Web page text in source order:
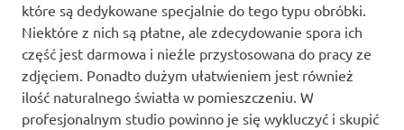
które są dedykowane specjalnie do tego typu obróbki.
Niektóre z nich są płatne, ale zdecydowanie spora ich
część jest darmowa i nieźle przystosowana do pracy ze
zdjęciem. Ponadto dużym ułatwieniem jest również
ilość naturalnego światła w pomieszczeniu. W
profesjonalnym studio powinno je się wykluczyć i skupić